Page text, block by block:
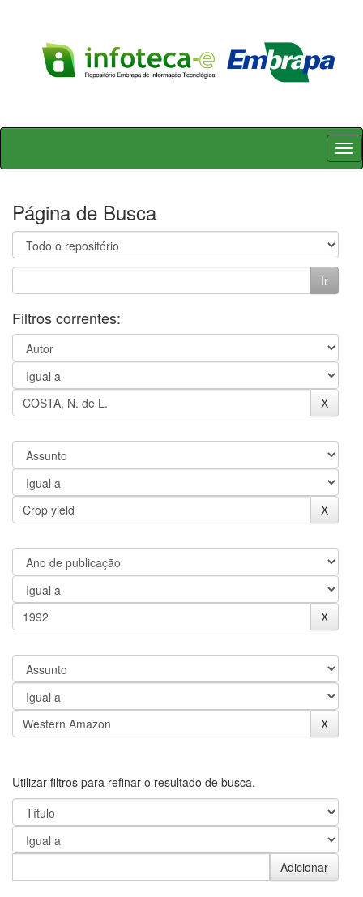
Skip
Página de Busca
Filtros correntes:
Utilizar filtros para refinar o resultado de busca.